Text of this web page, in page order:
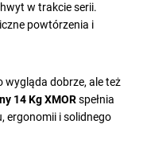
w trakcie serii.
powtórzenia i
wygląda dobrze, ale też
14 Kg XMORspełnia
ergonomii i solidnego